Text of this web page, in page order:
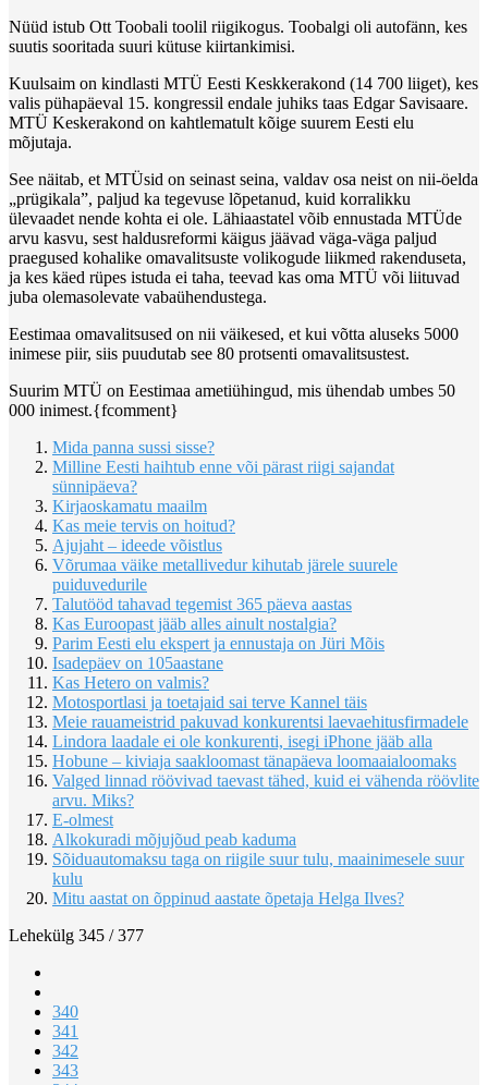
Nüüd istub Ott Toobali toolil riigikogus. Toobalgi oli autofänn, kes
suutis sooritada suuri kütuse kiirtankimisi.
Kuulsaim on kindlasti MTÜ Eesti Keskkerakond (14 700 liiget), kes
valis pühapäeval 15. kongressil endale juhiks taas Edgar Savisaare.
MTÜ Keskerakond on kahtlematult kõige suurem Eesti elu
mõjutaja.
See näitab, et MTÜsid on seinast seina, valdav osa neist on nii-öelda
„prügikala”, paljud ka tegevuse lõpetanud, kuid korralikku
ülevaadet nende kohta ei ole. Lähiaastatel võib ennustada MTÜde
arvu kasvu, sest haldusreformi käigus jäävad väga-väga paljud
praegused kohalike omavalitsuste volikogude liikmed rakenduseta,
ja kes käed rüpes istuda ei taha, teevad kas oma MTÜ või liituvad
juba olemasolevate vabaühendustega.
Eestimaa omavalitsused on nii väikesed, et kui võtta aluseks 5000
inimese piir, siis puudutab see 80 protsenti omavalitsustest.
Suurim MTÜ on Eestimaa ametiühingud, mis ühendab umbes 50
000 inimest.{fcomment}
Mida panna sussi sisse?
Milline Eesti haihtub enne või pärast riigi sajandat
sünnipäeva?
Kirjaoskamatu maailm
Kas meie tervis on hoitud?
Ajujaht – ideede võistlus
Võrumaa väike metallivedur kihutab järele suurele
puiduvedurile
Talutööd tahavad tegemist 365 päeva aastas
Kas Euroopast jääb alles ainult nostalgia?
Parim Eesti elu ekspert ja ennustaja on Jüri Mõis
Isadepäev on 105aastane
Kas Hetero on valmis?
Motosportlasi ja toetajaid sai terve Kannel täis
Meie rauameistrid pakuvad konkurentsi laevaehitusfirmadele
Lindora laadale ei ole konkurenti, isegi iPhone jääb alla
Hobune – kiviaja saakloomast tänapäeva loomaaialoomaks
Valged linnad röövivad taevast tähed, kuid ei vähenda röövlite
arvu. Miks?
E-olmest
Alkokuradi mõjujõud peab kaduma
Sõiduautomaksu taga on riigile suur tulu, maainimesele suur
kulu
Mitu aastat on õppinud aastate õpetaja Helga Ilves?
Lehekülg 345 / 377
340
341
342
343